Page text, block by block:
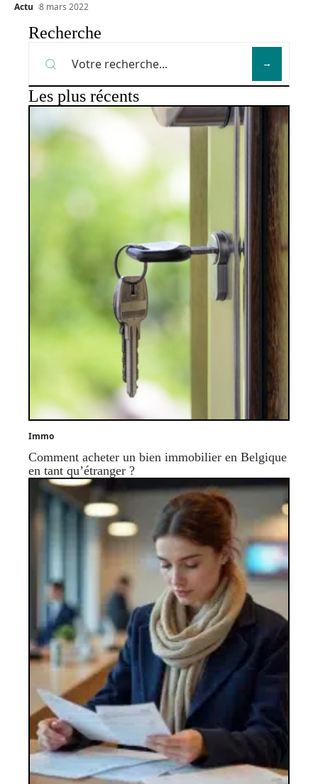
Actu 8 mars 2022
Recherche
Les plus récents
Immo
Comment acheter un bien immobilier en Belgique
en tant qu’étranger ?